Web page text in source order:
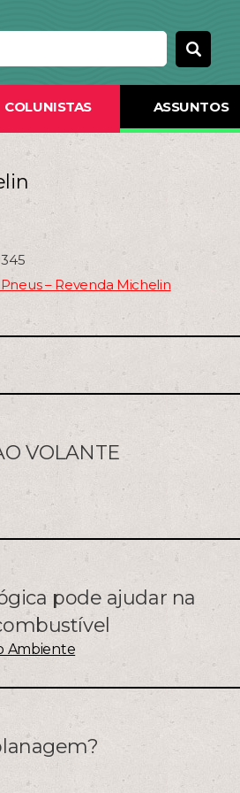
COLUNISTAS ASSUNTOS
– Revenda Michelin
VOLANTE
pode ajudar na
Ambiente